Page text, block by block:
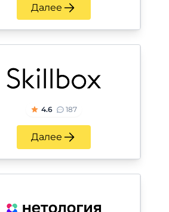
Далее
4.6 187
Далее